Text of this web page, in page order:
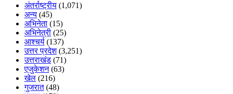
अंतर्राष्ट्रीय (1,071)
अन्य (45)
अभिनेता (15)
अभिनेत्री (25)
आश्चर्य (137)
उत्तर प्रदेश(3,251)
उत्तराखंड (71)
एजुकेशन(63)
खेल (216)
गुजरात(48)